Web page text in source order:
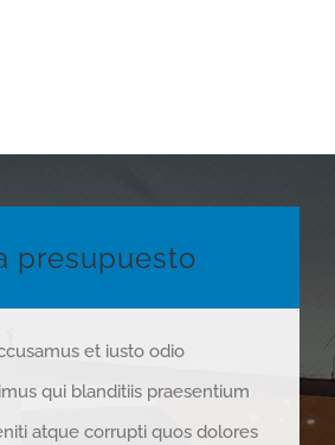
presupuesto
et iusto odio
qui blanditiis praesentium
atque corrupti quos dolores